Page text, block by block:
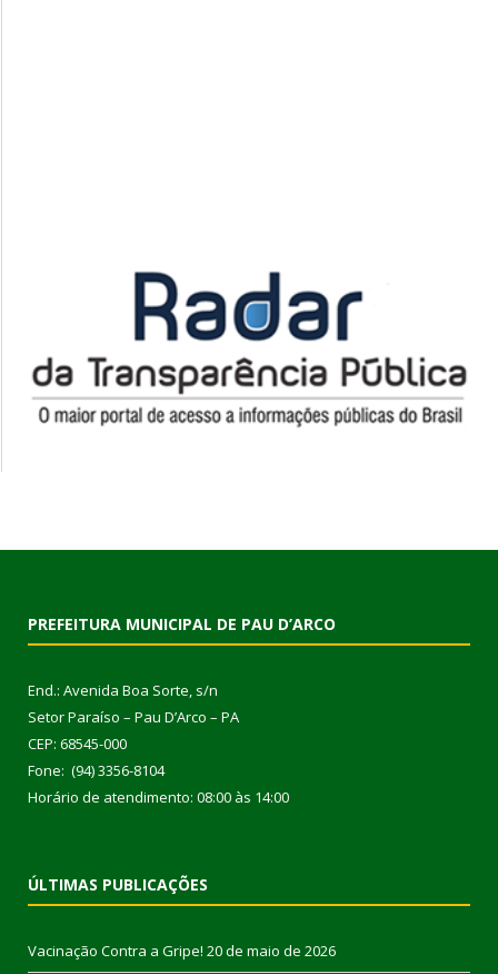
PREFEITURA MUNICIPAL DE PAU D’ARCO
End.: Avenida Boa Sorte, s/n
Setor Paraíso – Pau D’Arco – PA
CEP: 68545-000
Fone: (94) 3356-8104
Horário de atendimento: 08:00 às 14:00
ÚLTIMAS PUBLICAÇÕES
Vacinação Contra a Gripe! 20 de maio de 2026